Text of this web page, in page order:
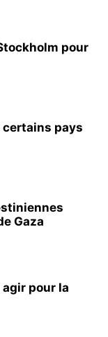
pour
pays
Gaza
pour la